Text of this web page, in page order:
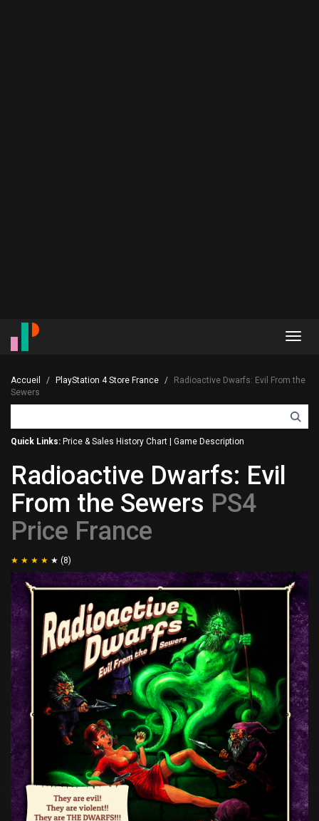
Accueil PlayStation 4 Store France
Radioactive Dwarfs: Evil From the
Sewers
Quick Links: Price & Sales History Chart Game Description
Radioactive Dwarfs: Evil
From the Sewers PS4
Price France
(8)